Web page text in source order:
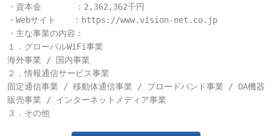
・資本金　　　　：2,362,362千円
・Webサイト　　：https://www.vision-net.co.jp
・主な事業の内容：
１．グローバルWiFi事業
海外事業 / 国内事業
２．情報通信サービス事業
固定通信事業 / 移動体通信事業 / ブロードバンド事業 / OA機器
販売事業 / インターネットメディア事業
３．その他